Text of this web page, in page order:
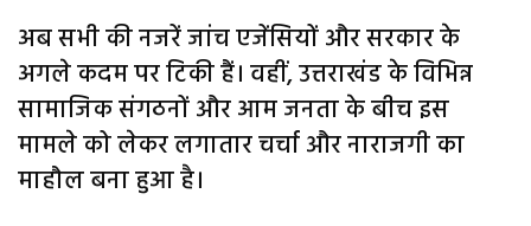
अब सभी की नजरें जांच एजेंसियों और सरकार के
अगले कदम पर टिकी हैं। वहीं, उत्तराखंड के विभिन्न
सामाजिक संगठनों और आम जनता के बीच इस
मामले को लेकर लगातार चर्चा और नाराजगी का
माहौल बना हुआ है।